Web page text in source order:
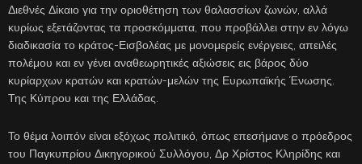
Διεθνές Δίκαιο για την οριοθέτηση των θαλασσίων ζωνών, αλλά
κυρίως εξετάζοντας τα προσκόμματα, που προβάλλει στην εν λόγω
διαδικασία το κράτος-Εισβολέας με μονομερείς ενέργειες, απειλές
πολέμου και εν γένει αναθεωρητικές αξιώσεις εις βάρος δύο
κυρίαρχων κρατών και κρατών-μελών της Ευρωπαϊκής Ένωσης.
Της Κύπρου και της Ελλάδας.
Το θέμα λοιπόν είναι εξόχως πολιτικό, όπως επεσήμανε ο πρόεδρος
του Παγκυπρίου Δικηγορικού Συλλόγου, Δρ Χρίστος Κληρίδης και